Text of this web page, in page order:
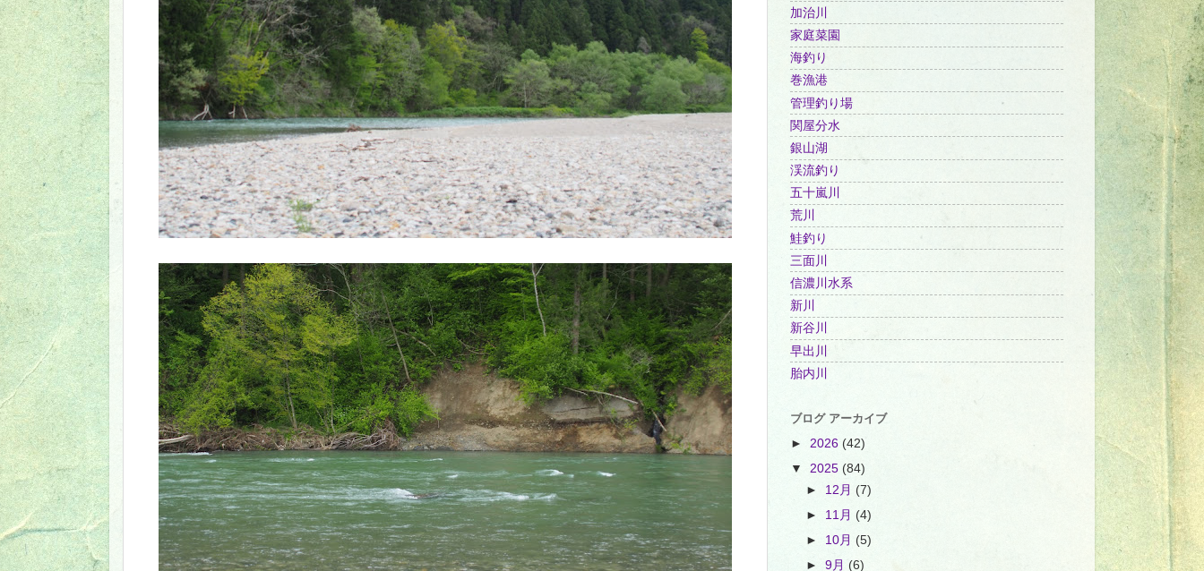
加治川
家庭菜園
海釣り
巻漁港
管理釣り場
関屋分水
銀山湖
渓流釣り
五十嵐川
荒川
鮭釣り
三面川
信濃川水系
新川
新谷川
早出川
胎内川
ブログ アーカイブ
► 2026 (42)
▼ 2025 (84)
► 12月(7)
► 11月(4)
► 10月 (5)
►9月 (6)